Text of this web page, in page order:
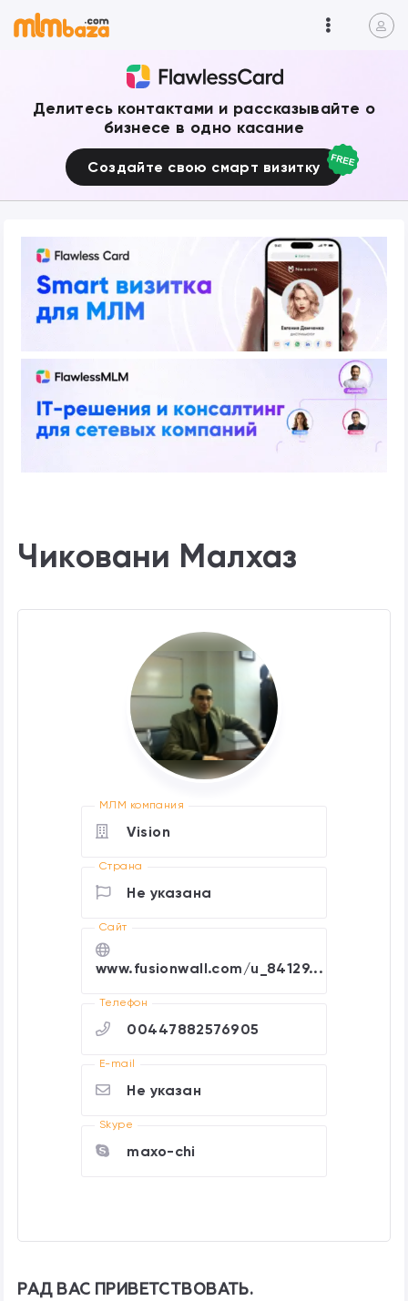
Делитесь контактами и рассказывайте о
бизнесе в одно касание
Создайте свою смарт визитку
Чиковани Малхаз
МЛМ компания
Vision
Страна
Не указана
Cайт
www.fusionwall.com/u_84129...
Телефон
00447882576905
E-mail
Не указан
Skype
maxo-chi
РАД ВАС ПРИВЕТСТВОВАТЬ.